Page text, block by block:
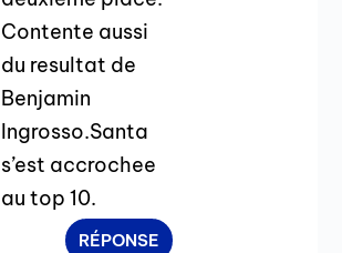
Contente aussi
du resultat de
Benjamin
Ingrosso.Santa
s’est accrochee
au top 10.
RÉPONSE